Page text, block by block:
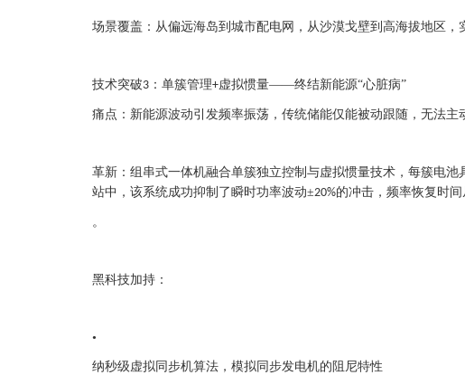
场景覆盖：从偏远海岛到城市配电网，从沙漠戈壁到高海拔地区，
技术突破3 ：单簇管理+虚拟惯量——终结新能源“心脏病”
痛点：新能源波动引发频率振荡，传统储能仅能被动跟随，无法主
革新：组串式一体机融合单簇独立控制与虚拟惯量技术，每簇电
站中，该系统成功抑制了瞬时功率波动±20%的冲击，频率恢复时间
。
黑科技加持：
•
纳秒级虚拟同步机算法，模拟同步发电机的阻尼特性